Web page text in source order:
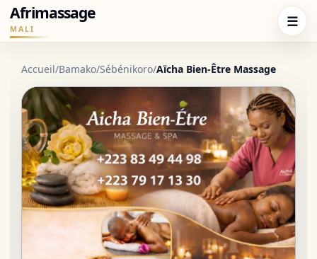
Afrimassage
MALI ☰
Accueil/Bamako/Sébénikoro/Aïcha Bien-Être Massage